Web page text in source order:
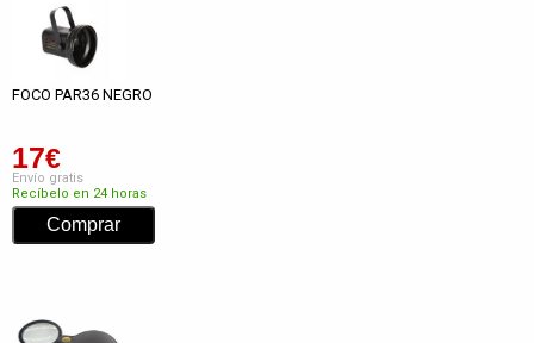
FOCO PAR36 NEGRO
17€
Envío gratis
Recíbelo en 24 horas